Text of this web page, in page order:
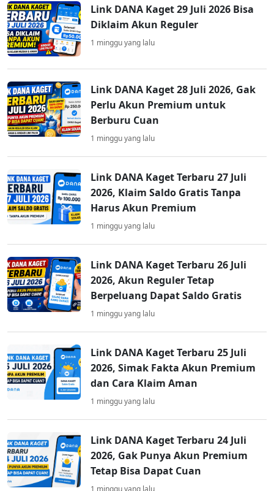
Link DANA Kaget 29 Juli 2026 Bisa
Diklaim Akun Reguler
1 minggu yang lalu
Link DANA Kaget 28 Juli 2026, Gak
Perlu Akun Premium untuk
Berburu Cuan
1 minggu yang lalu
Link DANA Kaget Terbaru 27 Juli
2026, Klaim Saldo Gratis Tanpa
Harus Akun Premium
1 minggu yang lalu
Link DANA Kaget Terbaru 26 Juli
2026, Akun Reguler Tetap
Berpeluang Dapat Saldo Gratis
1 minggu yang lalu
Link DANA Kaget Terbaru 25 Juli
2026, Simak Fakta Akun Premium
dan Cara Klaim Aman
1 minggu yang lalu
Link DANA Kaget Terbaru 24 Juli
2026, Gak Punya Akun Premium
Tetap Bisa Dapat Cuan